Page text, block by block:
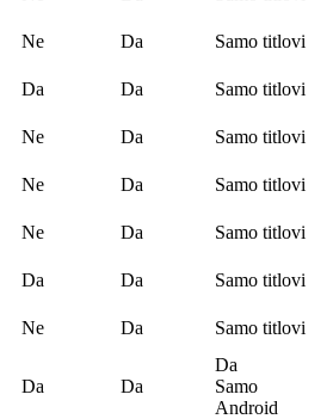
Ne Da
Samo titlovi
Da Da
Samo titlovi
Ne Da
Samo titlovi
Ne Da
Samo titlovi
Ne Da
Samo titlovi
Da Da
Samo titlovi
Ne Da Samo titlovi
Da Da
Da
Samo
Android